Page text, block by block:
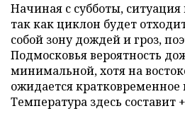
Начиная с субботы,
так как циклон будет
собой зону дождей и гроз,
Подмосковья вероятность
минимальной, хотя на
ожидается кратковременное
Температура здесь составит